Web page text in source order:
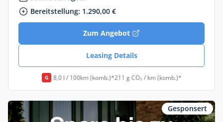
Bereitstellung: 1.290,00 €
Zum Angebot
Leasing Details
G 8,0 l / 100km (komb.)*211 g CO₂ / km (komb.)*
Gesponsert